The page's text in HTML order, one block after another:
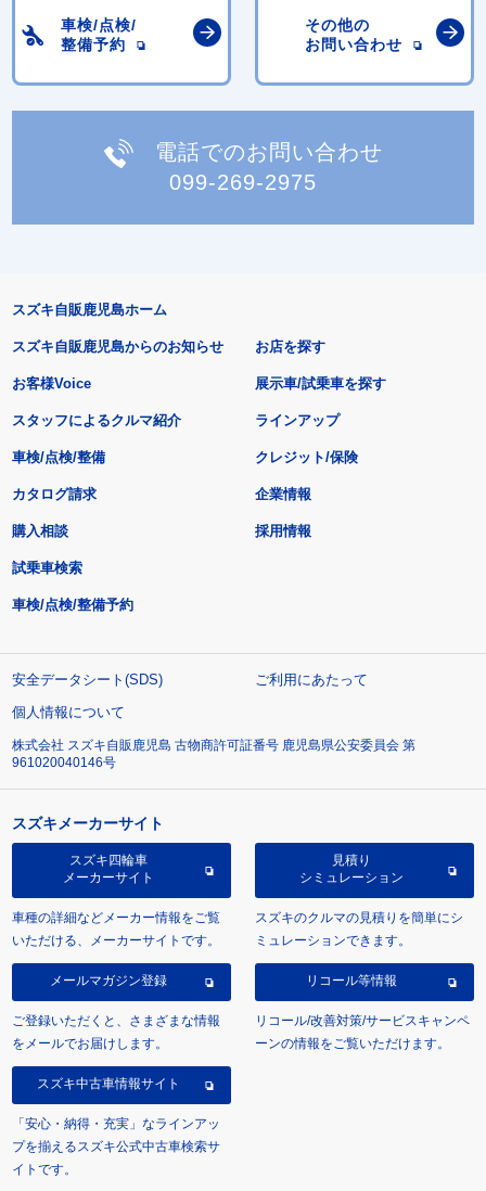
車検/点検/
整備予約
その他の
お問い合わせ
電話でのお問い合わせ
099-269-2975
スズキ自販鹿児島ホーム
スズキ自販鹿児島からのお知らせ
お客様Voice
スタッフによるクルマ紹介
お店を探す
展示車/試乗車を探す
ラインアップ
車検/点検/整備 クレジット/保険
カタログ請求
購入相談
試乗車検索
車検/点検/整備予約
企業情報
採用情報
安全データシート(SDS)
ご利用にあたって
個人情報について
株式会社 スズキ自販鹿児島 古物商許可証番号 鹿児島県公安委員会 第
961020040146号
スズキメーカーサイト
スズキ四輪車
メーカーサイト
車種の詳細などメーカー情報をご覧
いただける、メーカーサイトです。
見積り
シミュレーション
スズキのクルマの見積りを簡単にシ
ミュレーションできます。
メールマガジン登録
ご登録いただくと、さまざまな情報
をメールでお届けします。
リコール等情報
リコール/改善対策/サービスキャンペ
ーンの情報をご覧いただけます。
スズキ中古車情報サイト
「安心・納得・充実」なラインアッ
プを揃えるスズキ公式中古車検索サ
イトです。